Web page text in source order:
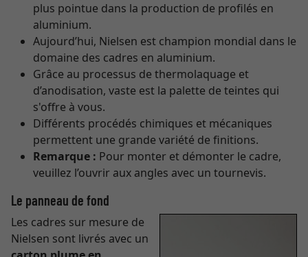
plus pointue dans la production de profilés en
aluminium.
Aujourd’hui, Nielsen est champion mondial dans le
domaine des cadres en aluminium.
Grâce au processus de thermolaquage et
d’anodisation, vaste est la palette de teintes qui
s'offre à vous.
Différents procédés chimiques et mécaniques
permettent une grande variété de finitions.
Remarque : Pour monter et démonter le cadre,
veuillez l’ouvrir aux angles avec un tournevis.
Le panneau de fond
Les cadres sur mesure de
Nielsen sont livrés avec un